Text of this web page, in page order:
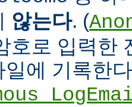
않는다. (
호로 입력한
일에 기록한